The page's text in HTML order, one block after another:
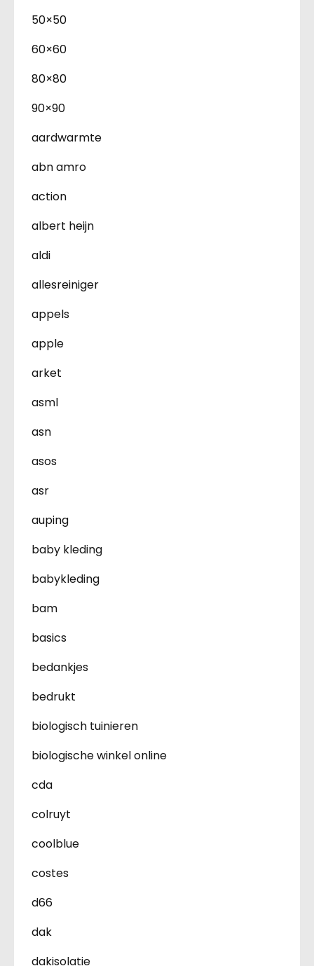
50×50
60×60
80×80
90×90
aardwarmte
abn amro
action
albert heijn
aldi
allesreiniger
appels
apple
arket
asml
asn
asos
asr
auping
baby kleding
babykleding
bam
basics
bedankjes
bedrukt
biologisch tuinieren
biologische winkel online
cda
colruyt
coolblue
costes
d66
dak
dakisolatie